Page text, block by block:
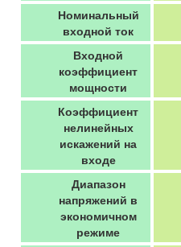
Номинальный
входной ток
Входной
коэффициент
мощности
Коэффициент
нелинейных
искажений на
входе
Диапазон
напряжений в
экономичном
режиме